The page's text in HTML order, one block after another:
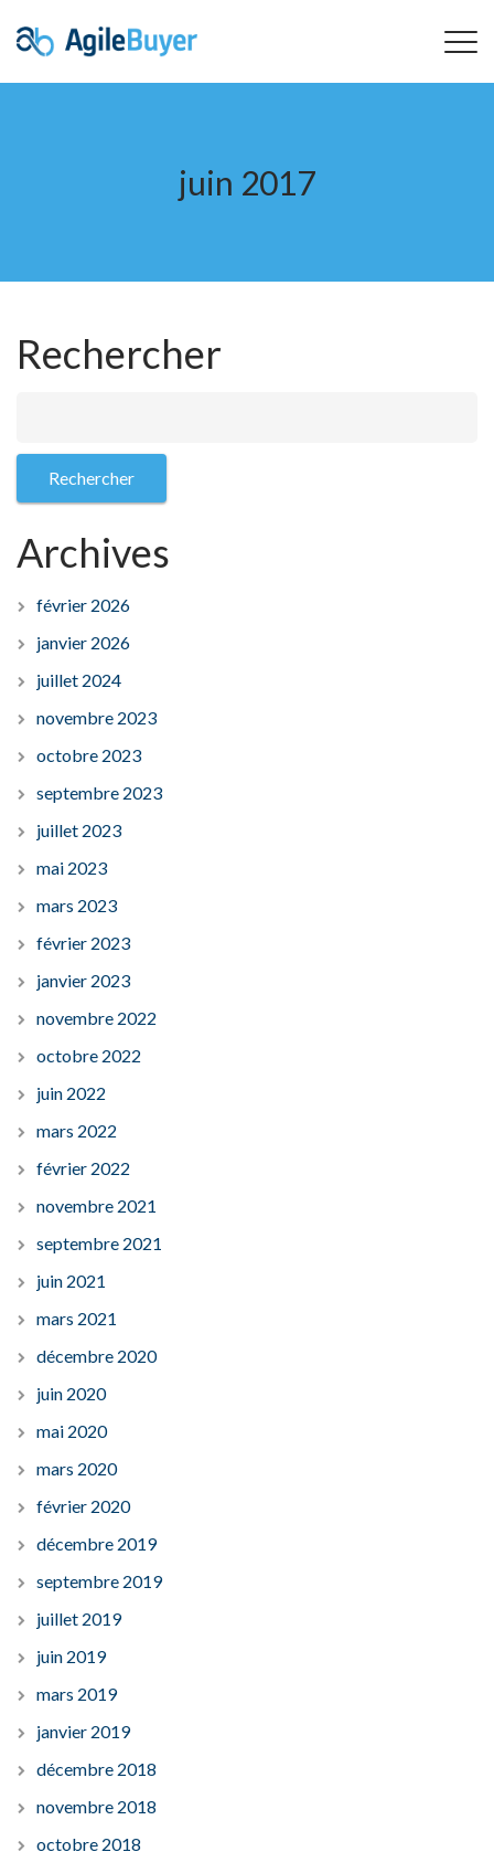
juin 2017
Rechercher
Archives
février 2026
janvier 2026
juillet 2024
novembre 2023
octobre 2023
septembre 2023
juillet 2023
mai 2023
mars 2023
février 2023
janvier 2023
novembre 2022
octobre 2022
juin 2022
mars 2022
février 2022
novembre 2021
septembre 2021
juin 2021
mars 2021
décembre 2020
juin 2020
mai 2020
mars 2020
février 2020
décembre 2019
septembre 2019
juillet 2019
juin 2019
mars 2019
janvier 2019
décembre 2018
novembre 2018
octobre 2018